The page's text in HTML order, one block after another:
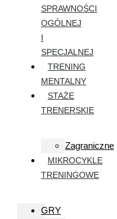
SPRAWNOŚCI
OGÓLNEJ
I
SPECJALNEJ
TRENING
MENTALNY
STAŻE
TRENERSKIE
Zagraniczne
MIKROCYKLE
TRENINGOWE
GRY